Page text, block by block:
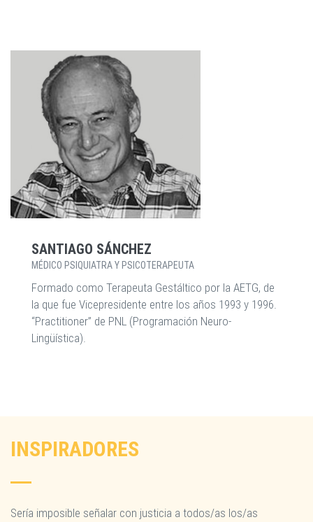
SANTIAGO SÁNCHEZ
MÉDICO PSIQUIATRA Y PSICOTERAPEUTA
Formado como Terapeuta Gestáltico por la AETG, de
la que fue Vicepresidente entre los años 1993 y 1996.
“Practitioner” de PNL (Programación Neuro-
Lingüística).
INSPIRADORES
Sería imposible señalar con justicia a todos/as los/as